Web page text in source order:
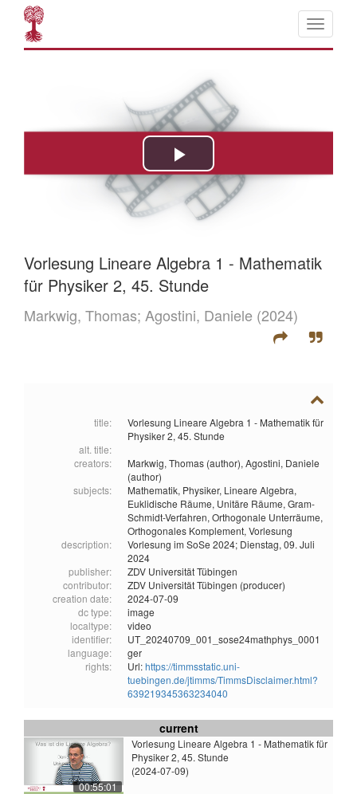
Vorlesung Lineare Algebra 1 - Mathematik
für Physiker 2, 45. Stunde
Markwig, Thomas; Agostini, Daniele (2024)
title:
Vorlesung Lineare Algebra 1 - Mathematik für
Physiker 2, 45. Stunde
alt. title:
creators:
Markwig, Thomas (author), Agostini, Daniele
(author)
subjects:
Mathematik, Physiker, Lineare Algebra,
Euklidische Räume, Unitäre Räume, Gram-
Schmidt-Verfahren, Orthogonale Unterräume,
Orthogonales Komplement, Vorlesung
description:
Vorlesung im SoSe 2024; Dienstag, 09. Juli
2024
publisher:
ZDV Universität Tübingen
contributor:
ZDV Universität Tübingen (producer)
creation date:
2024-07-09
dc type:
image
localtype:
video
identifier:
UT_20240709_001_sose24mathphys_0001
language:
ger
rights:
Url:https://timmsstatic.uni-
tuebingen.de/jtimms/TimmsDisclaimer.html?
639219345363234040
current
00:55:01
Vorlesung Lineare Algebra 1 - Mathematik für
Physiker 2, 45. Stunde
(2024-07-09)